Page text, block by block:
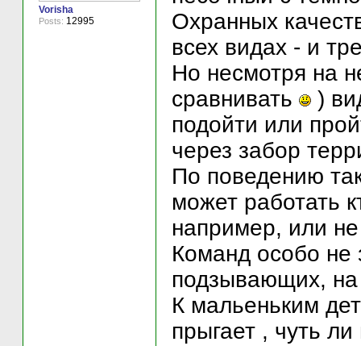
Vorisha
Posts: 12995
Охранных
всех видах - и
Но несмотря на
сравнивать
)
подойти или
через забор
По поведению
может работать
например, или
Команд особо
подзывающих, на
К мальеньким
прыгает , чуть